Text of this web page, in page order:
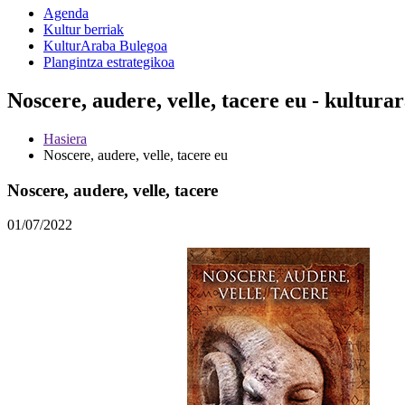
Agenda
Kultur berriak
KulturAraba Bulegoa
Plangintza estrategikoa
Noscere, audere, velle, tacere eu -
Hasiera
Noscere, audere, velle, tacere eu
Noscere, audere, velle, tacere
01/07/2022